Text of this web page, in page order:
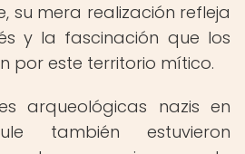
su mera realización refleja
y la fascinación que los
por este territorio mítico.
arqueológicas nazis en
también estuvieron